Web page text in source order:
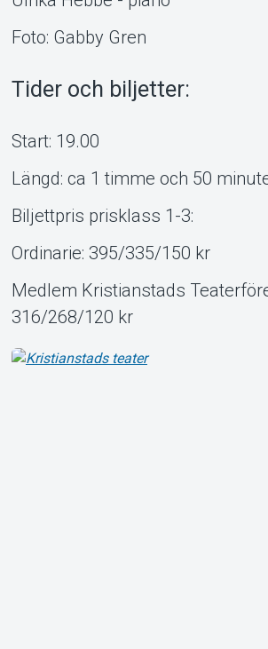
Foto: Gabby Gren
Tider och biljetter:
Start: 19.00
Längd: ca 1 timme och 50
Biljettpris prisklass 1-3:
Ordinarie: 395/335/150 kr
Medlem Kristianstads
316/268/120 kr